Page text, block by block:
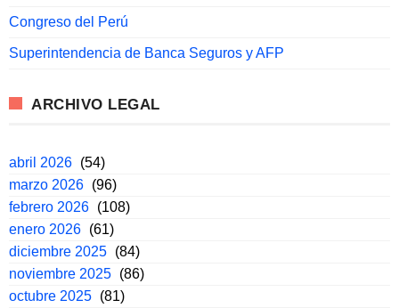
Congreso del Perú
Superintendencia de Banca Seguros y AFP
ARCHIVO LEGAL
abril 2026 (54)
marzo 2026 (96)
febrero 2026 (108)
enero 2026 (61)
diciembre 2025 (84)
noviembre 2025 (86)
octubre 2025 (81)